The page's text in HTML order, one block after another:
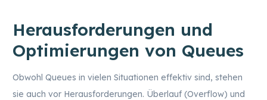
Herausforderungen und
Optimierungen von Queues
Obwohl Queues in vielen Situationen effektiv sind, stehen
sie auch vor Herausforderungen. Überlauf (Overflow) und